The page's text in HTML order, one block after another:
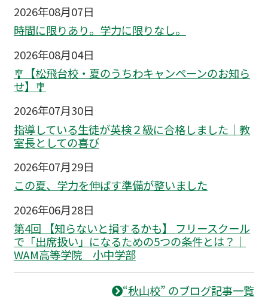
2026年08月07日
時間に限りあり。学力に限りなし。
2026年08月04日
🎐【松飛台校・夏のうちわキャンペーンのお知ら
せ】🎐
2026年07月30日
指導している生徒が英検２級に合格しました｜教
室長としての喜び
2026年07月29日
この夏、学力を伸ばす準備が整いました
2026年06月28日
第4回 【知らないと損するかも】 フリースクール
で「出席扱い」になるための5つの条件とは？｜
WAM高等学院 小中学部
“秋山校” のブログ記事一覧